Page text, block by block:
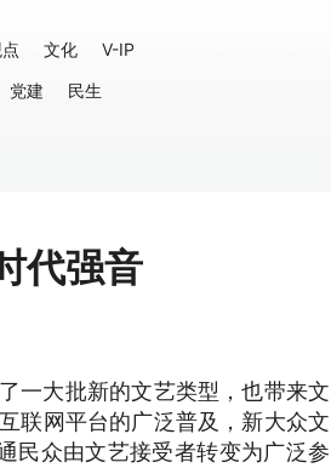
文化
V-IP
党建
民生
代强音
一大批新的文艺类型，也带来文
联网平台的广泛普及，新大众文
民众由文艺接受者转变为广泛参